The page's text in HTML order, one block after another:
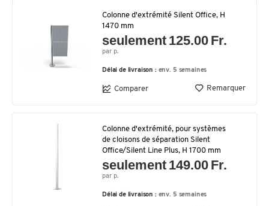
Colonne d'extrémité Silent Office, H
1470 mm
seulement 125.00 Fr.
par p.
Délai de livraison : env. 5 semaines
Comparer Remarquer
Colonne d'extrémité, pour systèmes
de cloisons de séparation Silent
Office/Silent Line Plus, H 1700 mm
seulement 149.00 Fr.
par p.
Délai de livraison : env. 5 semaines